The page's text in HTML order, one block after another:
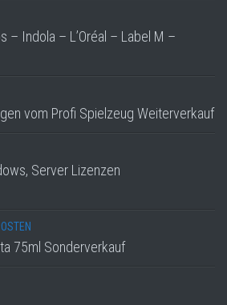
– Indola – L’Oréal – Label M –
vom Profi Spielzeug Weiterverkauf
Server Lizenzen
75ml Sonderverkauf